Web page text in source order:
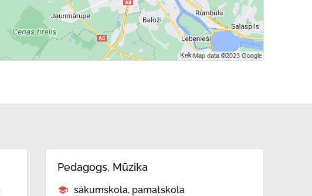
Pedagogs, Mūzika
sākumskola, pamatskola